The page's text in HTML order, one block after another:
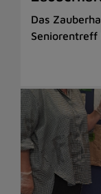
Das
Seniorentreff